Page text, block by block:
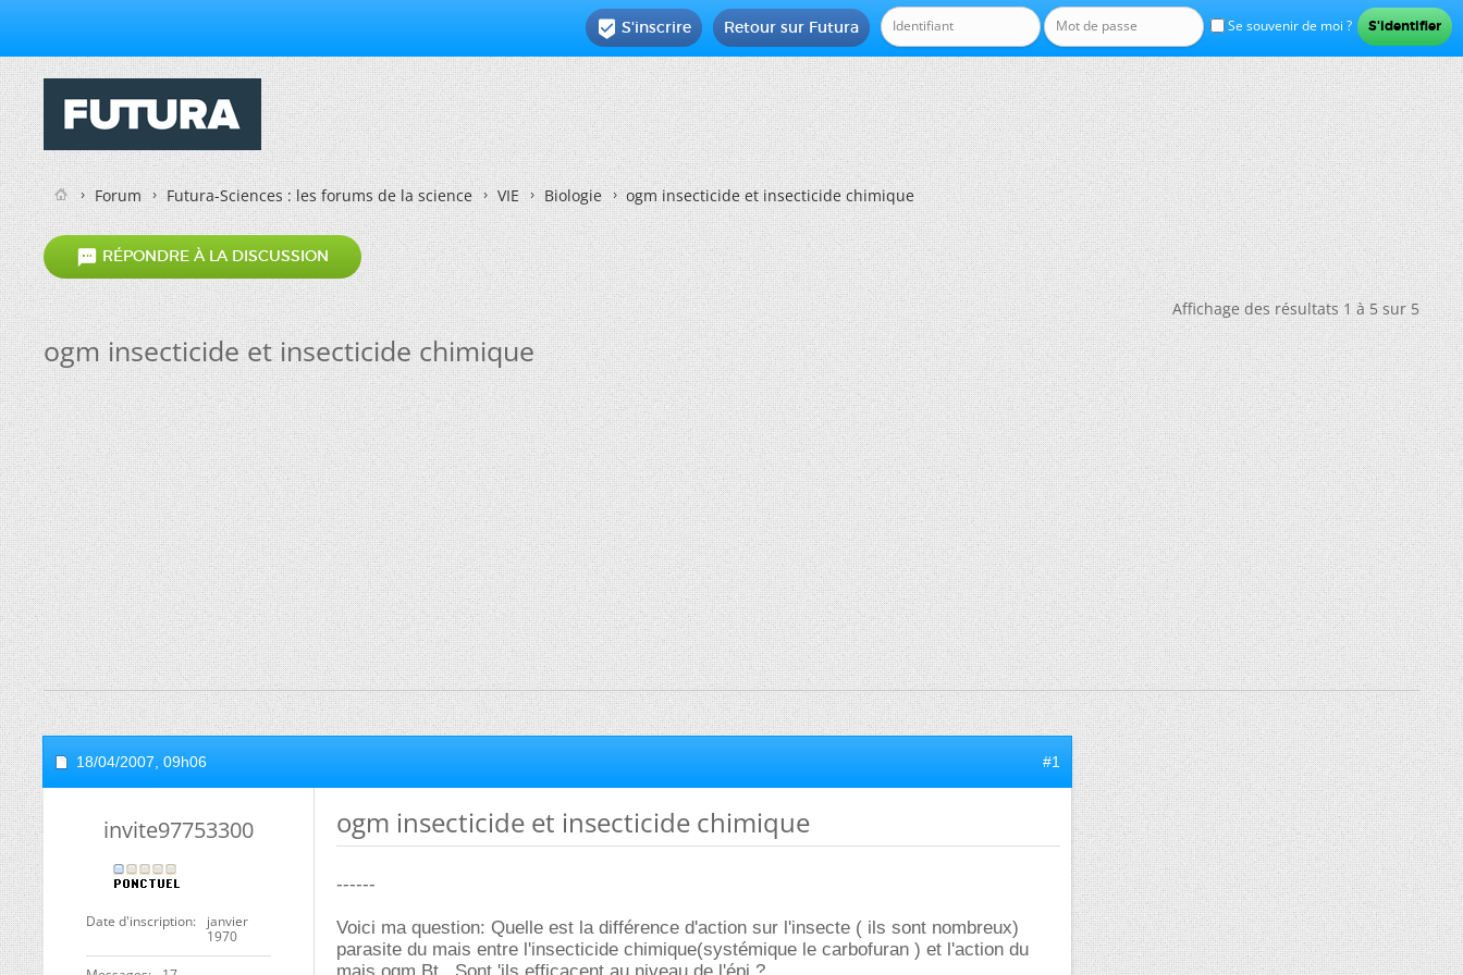
Se souvenir de moi ?
Retour sur Futura
 S'inscrire
Forum Futura-Sciences : les forums de la science VIE Biologie ogm insecticide et insecticide chimique
 RÉPONDRE À LA DISCUSSION
Affichage des résultats 1 à 5 sur 5
ogm insecticide et insecticide chimique
18/04/2007, 09h06 #1
invite97753300
Date d'inscription
janvier
1970
ogm insecticide et insecticide chimique
------
Voici ma question: Quelle est la différence d'action sur l'insecte ( ils sont nombreux)
parasite du mais entre l'insecticide chimique(systémique le carbofuran ) et l'action du